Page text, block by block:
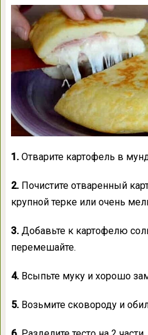
1.Отварите картофель в
2.Почистите отваренный
крупной терке или очень
3.Добавьте к картофелю
перемешайте.
4.Всыпьте муку и хорошо
5.Возьмите сковороду и